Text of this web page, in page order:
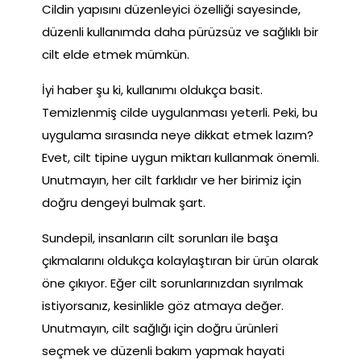
Cildin yapısını düzenleyici özelliği sayesinde,
düzenli kullanımda daha pürüzsüz ve sağlıklı bir
cilt elde etmek mümkün.
İyi haber şu ki, kullanımı oldukça basit.
Temizlenmiş cilde uygulanması yeterli. Peki, bu
uygulama sırasında neye dikkat etmek lazım?
Evet, cilt tipine uygun miktarı kullanmak önemli.
Unutmayın, her cilt farklıdır ve her birimiz için
doğru dengeyi bulmak şart.
Sundepil, insanların cilt sorunları ile başa
çıkmalarını oldukça kolaylaştıran bir ürün olarak
öne çıkıyor. Eğer cilt sorunlarınızdan sıyrılmak
istiyorsanız, kesinlikle göz atmaya değer.
Unutmayın, cilt sağlığı için doğru ürünleri
seçmek ve düzenli bakım yapmak hayati